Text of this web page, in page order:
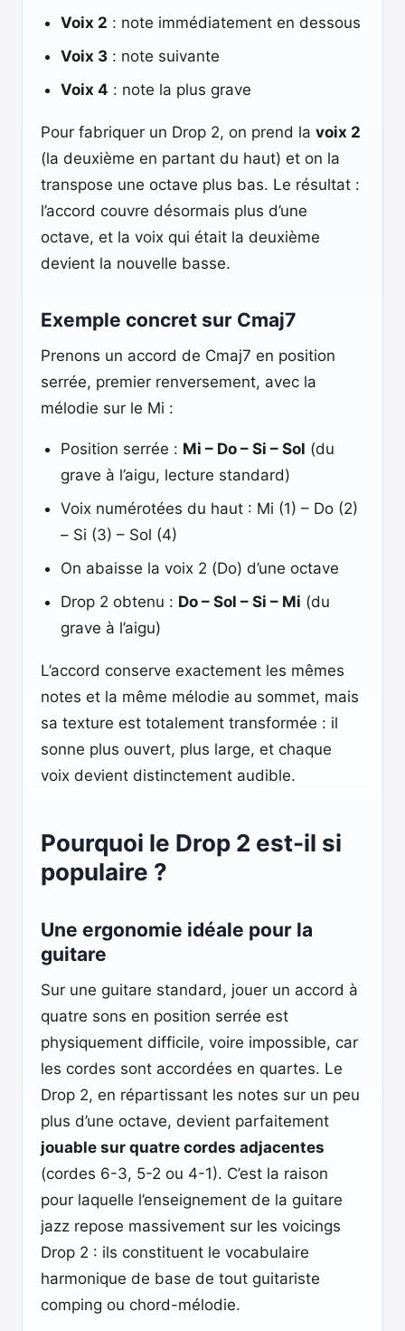
Voix 2 : note immédiatement en dessous
Voix 3 : note suivante
Voix 4 : note la plus grave
Pour fabriquer un Drop 2, on prend la voix 2
(la deuxième en partant du haut) et on la
transpose une octave plus bas. Le résultat :
l’accord couvre désormais plus d’une
octave, et la voix qui était la deuxième
devient la nouvelle basse.
Exemple concret sur Cmaj7
Prenons un accord de Cmaj7 en position
serrée, premier renversement, avec la
mélodie sur le Mi :
Position serrée : Mi – Do – Si – Sol (du
grave à l’aigu, lecture standard)
Voix numérotées du haut : Mi (1) – Do (2)
– Si (3) – Sol (4)
On abaisse la voix 2 (Do) d’une octave
Drop 2 obtenu : Do – Sol – Si – Mi (du
grave à l’aigu)
L’accord conserve exactement les mêmes
notes et la même mélodie au sommet, mais
sa texture est totalement transformée : il
sonne plus ouvert, plus large, et chaque
voix devient distinctement audible.
Pourquoi le Drop 2 est-il si
populaire ?
Une ergonomie idéale pour la
guitare
Sur une guitare standard, jouer un accord à
quatre sons en position serrée est
physiquement difficile, voire impossible, car
les cordes sont accordées en quartes. Le
Drop 2, en répartissant les notes sur un peu
plus d’une octave, devient parfaitement
jouable sur quatre cordes adjacentes
(cordes 6-3, 5-2 ou 4-1). C’est la raison
pour laquelle l’enseignement de la guitare
jazz repose massivement sur les voicings
Drop 2 : ils constituent le vocabulaire
harmonique de base de tout guitariste
comping ou chord-mélodie.